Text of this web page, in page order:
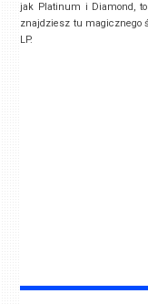
jak Platinum i Diamond,
znajdziesz tu magicznego
LP.